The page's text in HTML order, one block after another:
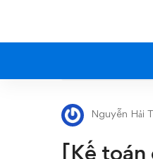
[Kế
toán
cho
Nguyễn Hải
[Kế toán